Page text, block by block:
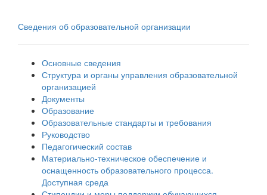
Сведения об образовательной организации
Основные сведения
Структура и органы управления образовательной
организацией
Документы
Образование
Образовательные стандарты и требования
Руководство
Педагогический состав
Материально-техническое обеспечение и
оснащенность образовательного процесса.
Доступная среда